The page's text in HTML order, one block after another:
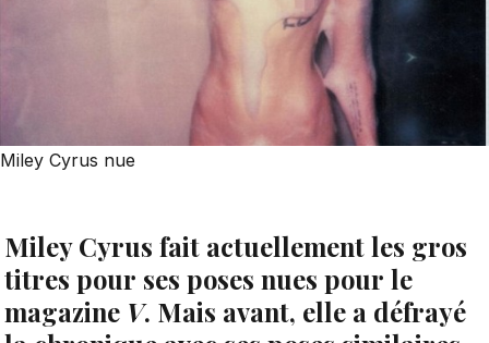
Miley Cyrus nue
Miley Cyrus fait actuellement les gros
titres pour ses poses nues pour le
magazine V. Mais avant, elle a défrayé